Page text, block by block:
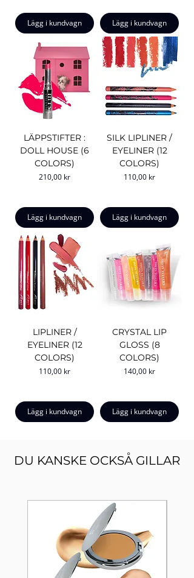
Lägg i kundvagn Lägg i kundvagn
LÄPPSTIFTER :
DOLL HOUSE (6
COLORS)
Pris
210,00 kr
Lägg i kundvagn
SILK LIPLINER /
EYELINER (12
COLORS)
Pris
110,00 kr
Lägg i kundvagn
LIPLINER /
EYELINER (12
COLORS)
Pris
110,00 kr
Lägg i kundvagn
CRYSTAL LIP
GLOSS (8
COLORS)
Pris
140,00 kr
Lägg i kundvagn
DU KANSKE OCKSÅ GILLAR